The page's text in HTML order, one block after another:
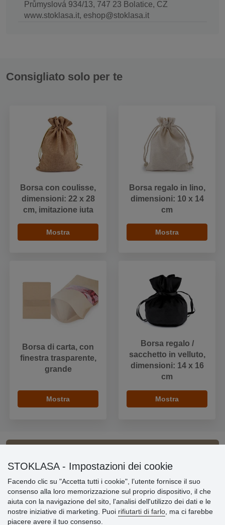
Průmyslová 934/13, 747 23 Bolatice, CZ
www.stoklasa.it, eshop@stoklasa.it
Consigliato solo per te
Borsa con coulisse,
dimensioni: 22 x 28
cm, imitazione iuta
Mostra
Borsa regalo in lino,
dimensioni: 10 x 14
cm
Mostra
Borsa di carta, con
finestra trasparente,
grande
Mostra
Borsa regalo /
sacchetto in velluto,
dimensioni: 14 x 16
cm
Mostra
Informazioni importanti
» Impostazioni dei cookie
» Termini & Condizioni
» Informativa sulla Privacy
» Consegna e pagamento
» Garanzia e resi
STOKLASA - Impostazioni dei cookie
Facendo clic su "Accetta tutti i cookie", l’utente fornisce il suo
consenso alla loro memorizzazione sul proprio dispositivo, il che
aiuta con la navigazione del sito, l'analisi dell'utilizzo dei dati e le
nostre iniziative di marketing. Puoi rifiutarti di farlo , ma ci farebbe
piacere avere il tuo consenso.